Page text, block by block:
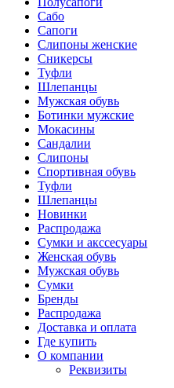
Сабо
Сапоги
Слипоны женские
Сникерсы
Туфли
Шлепанцы
Мужская обувь
Ботинки мужские
Мокасины
Сандалии
Слипоны
Спортивная обувь
Туфли
Шлепанцы
Новинки
Распродажа
Сумки и акссесуары
Женская обувь
Мужская обувь
Сумки
Бренды
Распродажа
Доставка и оплата
Где купить
О компании
Реквизиты